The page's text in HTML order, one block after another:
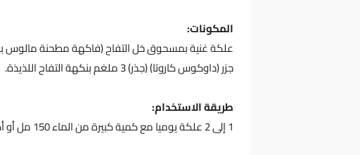
المكونات:
علكة غنية بمسحوق خل التفاح (فاكهة مطحنة مالوس بوميلا) (5% حمض
جزر (داوكوس كاروتا) (جذر) 3 ملغم بنكهة التفاح اللذيذة.
طريقة الاستخدام:
1 إلى 2 علكة يوميا مع كمية كبيرة من الماء 150 مل أو أكثر.